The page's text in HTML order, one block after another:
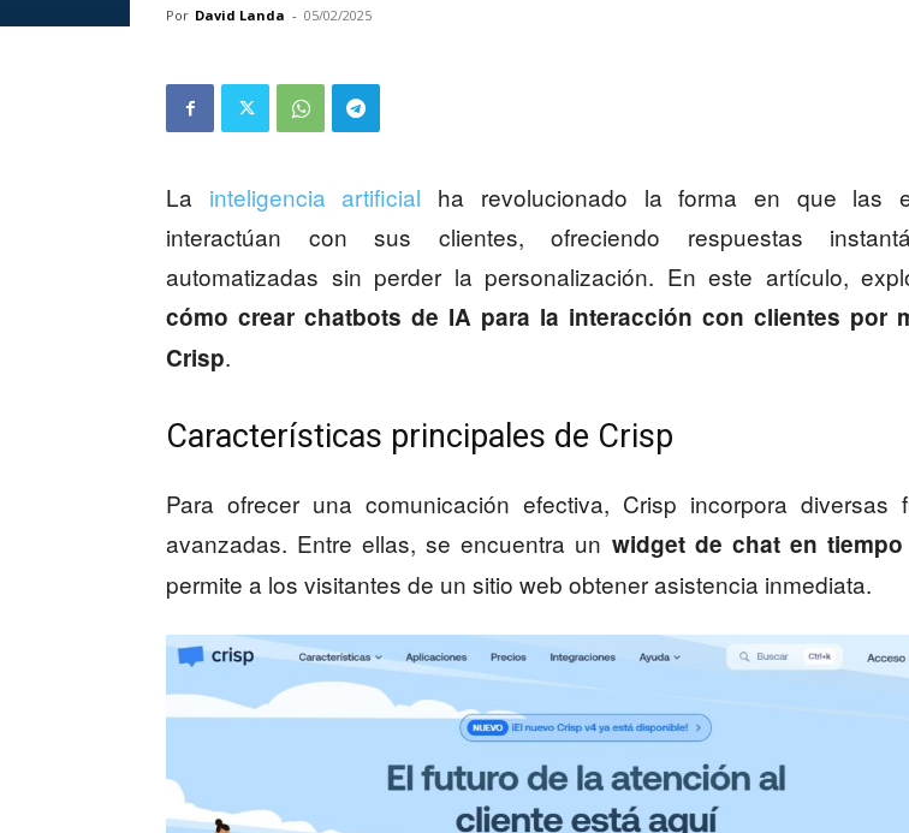
Por David Landa - 05/02/2025
La inteligencia artificial ha revolucionado la forma en que las
interactúan con sus clientes, ofreciendo respuestas
automatizadas sin perder la personalización. En este artículo,
cómo crear chatbots de IA para la interacción con clientes por
Crisp.
Características principales de Crisp
Para ofrecer una comunicación efectiva, Crisp incorpora diversas
avanzadas. Entre ellas, se encuentra un widget de chat en tiempo
permite a los visitantes de un sitio web obtener asistencia inmediata.